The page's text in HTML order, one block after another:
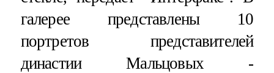
галерее представлены 10
портретов представителей
династии Мальцовых -